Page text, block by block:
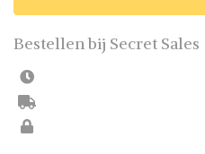
Bestellen bij Secret Sales